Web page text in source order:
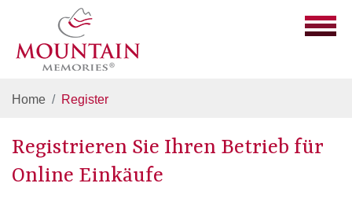
Home Register
Registrieren Sie Ihren Betrieb für
Online Einkäufe